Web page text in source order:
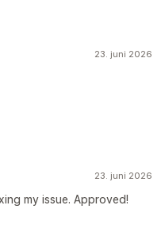
23. juni 2026
23. juni 2026
my issue. Approved!